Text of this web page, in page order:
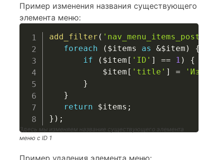
Пример изменения названия существующего
элемента меню:
add_filter (
foreach
( $items as &$item )
{
if
( $item [ 'ID' ] == 1 )
{
$item [ 'title' ] =
}
}
return
$items ;
} ) ;
Здесь мы изменяем название существующего элемента
меню с ID 1
Пример удаления элемента меню: